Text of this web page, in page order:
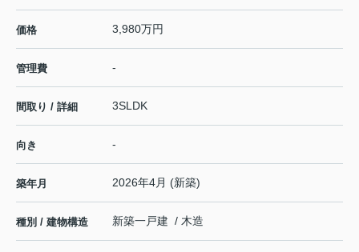
価格 3,980万円
管理費 -
間取り / 詳細 3SLDK
向き -
築年月 2026年4月 (新築)
種別 / 建物構造 新築一戸建 / 木造